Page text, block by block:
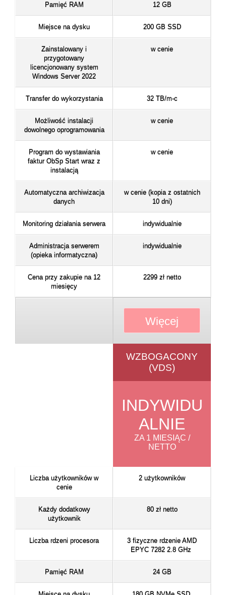
Pamięć RAM
Miejsce na dysku
Zainstalowany i
przygotowany
licencjonowany system
Windows Server 2022
Transfer do wykorzystania
Możliwość instalacji
dowolnego oprogramowania
Program do wystawiania
faktur ObSp Start wraz z
instalacją
Automatyczna archiwizacja
danych
Monitoring działania serwera
Administracja serwerem
(opieka informatyczna)
Cena przy zakupie na 12
miesięcy
12 GB
200 GB SSD
w cenie
32 TB/m-c
w cenie
w cenie
w cenie (kopia z ostatnich
10 dni)
indywidualnie
indywidualnie
2299 zł netto
Więcej
Liczba użytkowników w
cenie
Każdy dodatkowy
użytkownik
Liczba rdzeni procesora
Pamięć RAM
WZBOGACONY
(VDS)
INDYWIDU
ALNIE
ZA 1 MIESIĄC /
NETTO
2 użytkowników
80 zł netto
3 fizyczne rdzenie AMD
EPYC 7282 2.8 GHz
24 GB